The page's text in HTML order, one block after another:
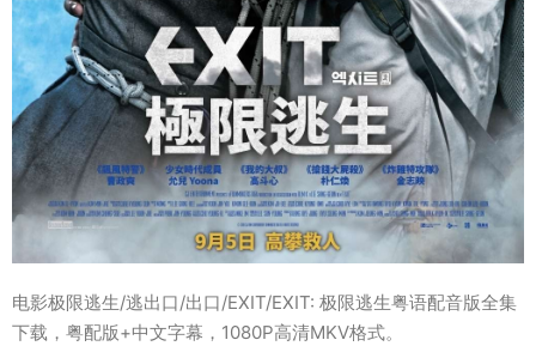
电影极限逃生/逃出口/出口/EXIT/EXIT: 极限逃生粤语配音版全集
下载，粤配版+中文字幕，1080P高清MKV格式。